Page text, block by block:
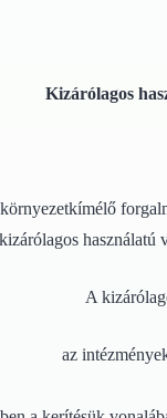
Kizárólagos
A
az